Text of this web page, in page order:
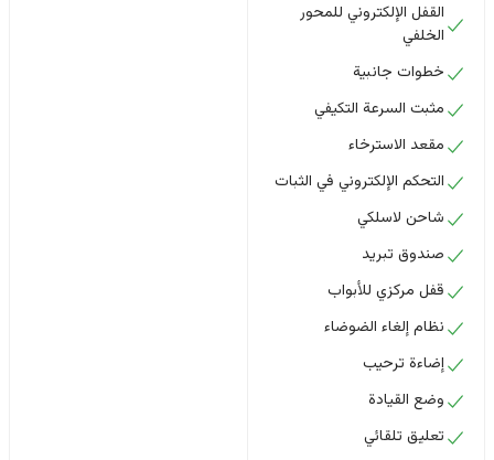
القفل الإلكتروني للمحور
الخلفي
خطوات جانبية
مثبت السرعة التكيفي
مقعد الاسترخاء
التحكم الإلكتروني في الثبات
شاحن لاسلكي
صندوق تبريد
قفل مركزي للأبواب
نظام إلغاء الضوضاء
إضاءة ترحيب
وضع القيادة
تعليق تلقائي